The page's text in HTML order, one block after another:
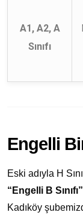
A1, A2, A
Sınıfı
Engelli
Eski adıyla H
“Engelli B Sınıfı”
Kadıköy